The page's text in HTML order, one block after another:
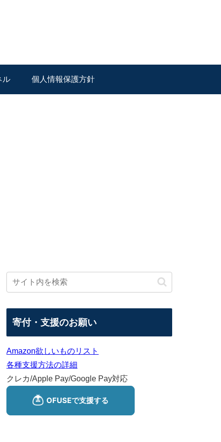
ル 個人情報保護方針
寄付・支援のお願い
Amazon欲しいものリスト
各種支援方法の詳細
クレカ/Apple Pay/Google Pay対応